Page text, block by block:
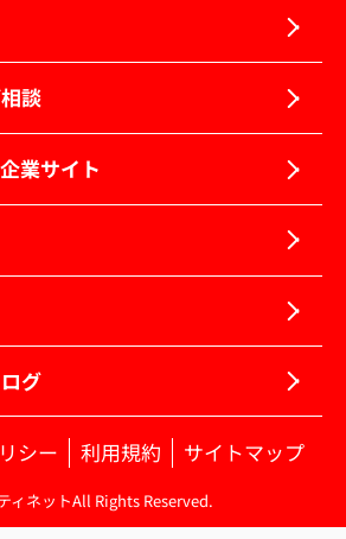
談
業サイト
グ
シー 利用規約 サイトマップ
ィネットAll Rights Reserved.